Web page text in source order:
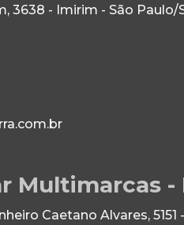
3638 - Imirim - São Paulo/
Multimarcas -
Caetano Alvares,